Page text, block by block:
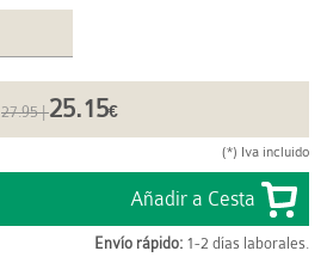
27.95 |25.15€
(*) Iva incluido
Envío rápido: 1-2 días laborales.